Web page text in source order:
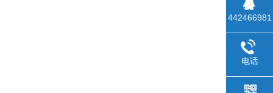
442466981
电话